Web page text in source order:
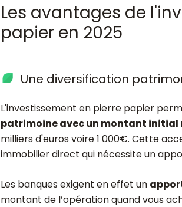
Les avantages de
papier en 2025
Une diversification
L'investissement en pierre papier
patrimoine avec un montant initial
milliers d'euros voire 1 000€. Cette
immobilier direct qui nécessite un
Les banques exigent en effet un
montant de l’opération quand vous